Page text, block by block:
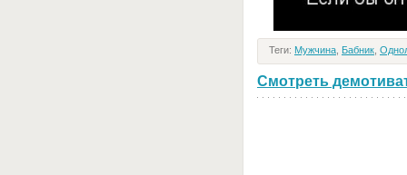
Теги: Мужчина Бабник
Смотреть